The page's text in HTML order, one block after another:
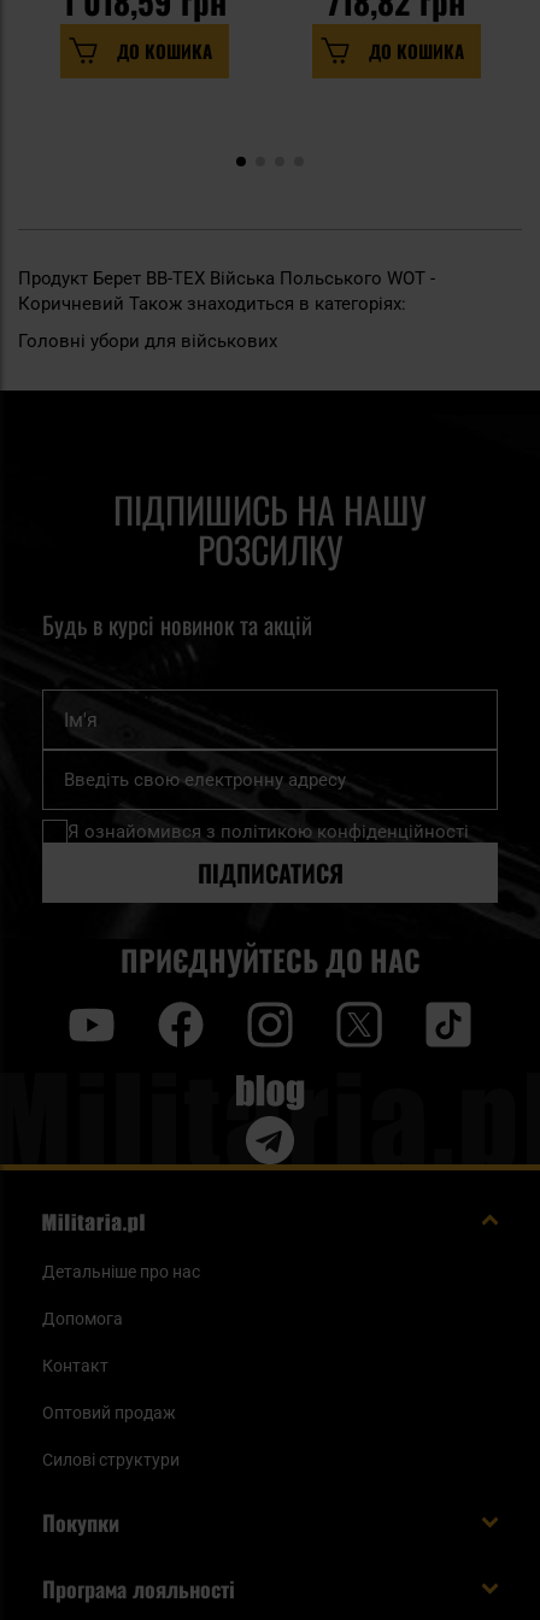
ДО КОШИКА ДО КОШИКА
Продукт Берет BB-TEX Війська Польського WOT -
Коричневий Також знаходиться в категоріях:
Головні убори для військових
ПІДПИШИСЬ НА НАШУ
РОЗСИЛКУ
Будь в курсі новинок та акцій
Підпишіться
нашу
розсилку
Я ознайомився з політикою конфіденційності
ПІДПИСАТИСЯ
ПРИЄДНУЙТЕСЬ ДО НАС
Blog
Детальніше про нас
Допомога
Контакт
Оптовий продаж
Силові структури
Покупки
Програма лояльності